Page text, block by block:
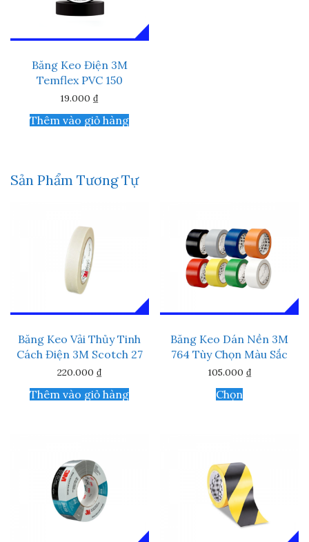
Băng Keo Điện 3M
Temflex PVC 150
19.000₫
Thêm vào giỏ hàng
Sản Phẩm Tương Tự
Băng Keo Vải Thủy Tinh
Cách Điện 3M Scotch 27
220.000₫
Thêm vào giỏ hàng
Băng Keo Dán Nền 3M
764 Tùy Chọn Màu Sắc
105.000 ₫
ChọnSản
phẩm
thể.
Các
tùy
chọn
có
thể